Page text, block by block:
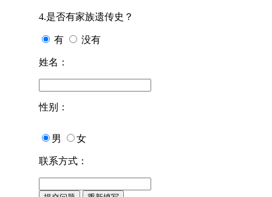
4.是否有家族遗传史？
有 没有
姓名：
性别：
男 女
联系方式：